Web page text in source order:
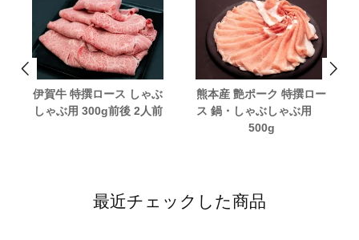
伊賀牛 特撰ロース しゃぶ
しゃぶ用 300g前後 2人前
熊本産 艶ポーク 特撰ロー
ス 鍋・しゃぶしゃぶ用
500g
最近チェックした商品